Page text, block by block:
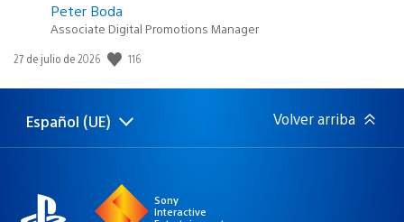
Peter Boda
Associate Digital Promotions Manager
Fecha
publicación:
27 de julio de 2026 116
Selecciona
Región
Español (UE) Volver arriba
Sony
Interactive